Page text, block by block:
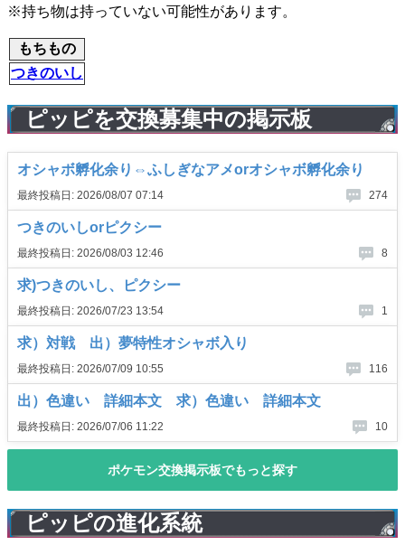
※持ち物は持っていない可能性があります。
もちもの
つきのいし
ピッピを交換募集中の掲示板
ピッピの進化系統